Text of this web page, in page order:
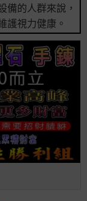
備的人群來說，
護視力健康。